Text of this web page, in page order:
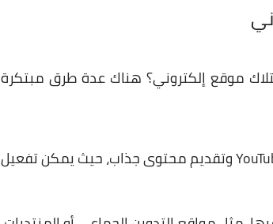
موقع إلكتروني؟ هناك عدة طرق مبتكرة
إذا كنت تتمتع بموهبة الإلقاء، يمكنك إنشاء قناة على YouTube وتقديم محتوى جذاب، حيث يمكن تفعيل